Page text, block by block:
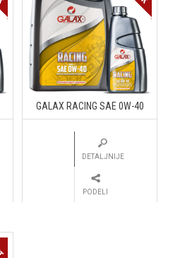
GALAX RACING SAE 0W-40
DETALJNIJE
PODELI